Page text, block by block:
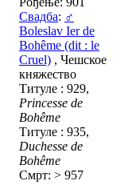
Свадба: ♂
Boleslav Ier de
Bohême (dit : le
Cruel) , Чешское
княжество
Титуле : 929,
Princesse de
Bohême
Титуле : 935,
Duchesse de
Bohême
Смрт: > 957